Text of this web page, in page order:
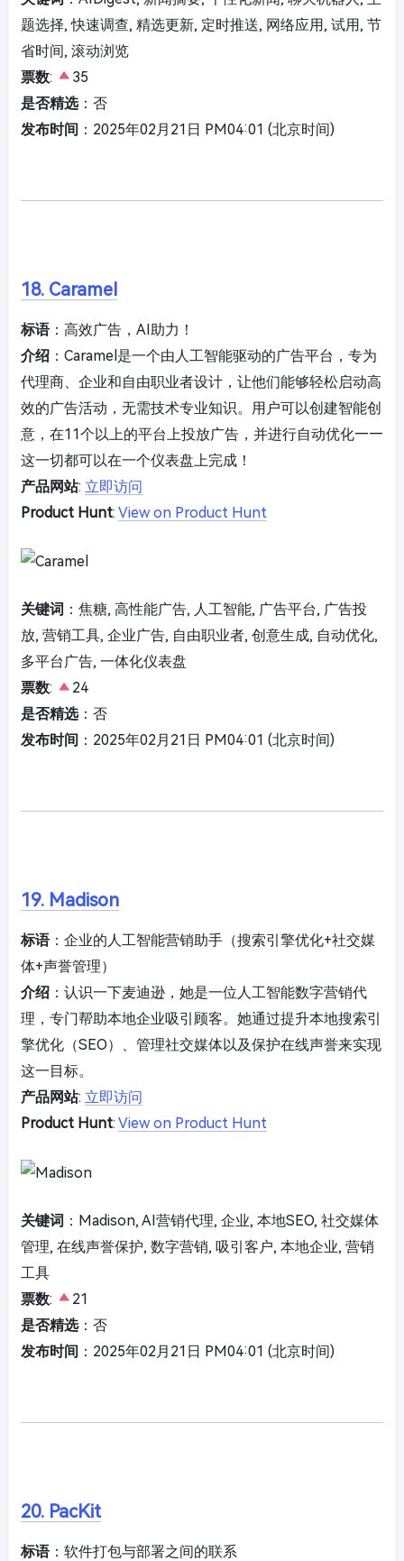
题选择, 快速调查, 精选更新, 定时推送, 网络应用, 试用, 节
省时间, 滚动浏览
票数:
35
是否精选：否
发布时间 ：2025年02月21日 PM04:01 (北京时间)
18. Caramel
标语：高效广告，AI助力！
介绍 ：Caramel是一个由人工智能驱动的广告平台，专为
代理商、企业和自由职业者设计，让他们能够轻松启动高
效的广告活动，无需技术专业知识。用户可以创建智能创
意，在11个以上的平台上投放广告，并进行自动优化——
这一切都可以在一个仪表盘上完成！
产品网站: 立即访问
Product Hunt: View on Product Hunt
关键词 ：焦糖, 高性能广告, 人工智能, 广告平台, 广告投
放, 营销工具, 企业广告, 自由职业者, 创意生成, 自动优化,
多平台广告, 一体化仪表盘
票数:
24
是否精选：否
发布时间 ：2025年02月21日 PM04:01 (北京时间)
19. Madison
标语：企业的人工智能营销助手（搜索引擎优化+社交媒
体+声誉管理）
介绍 ：认识一下麦迪逊，她是一位人工智能数字营销代
理，专门帮助本地企业吸引顾客。她通过提升本地搜索引
擎优化（SEO）、管理社交媒体以及保护在线声誉来实现
这一目标。
产品网站: 立即访问
Product Hunt: View on Product Hunt
关键词 ：Madison, AI营销代理, 企业, 本地SEO, 社交媒体
管理, 在线声誉保护, 数字营销, 吸引客户, 本地企业, 营销
工具
票数:
21
是否精选：否
发布时间 ：2025年02月21日 PM04:01 (北京时间)
20. PacKit
标语：软件打包与部署之间的联系